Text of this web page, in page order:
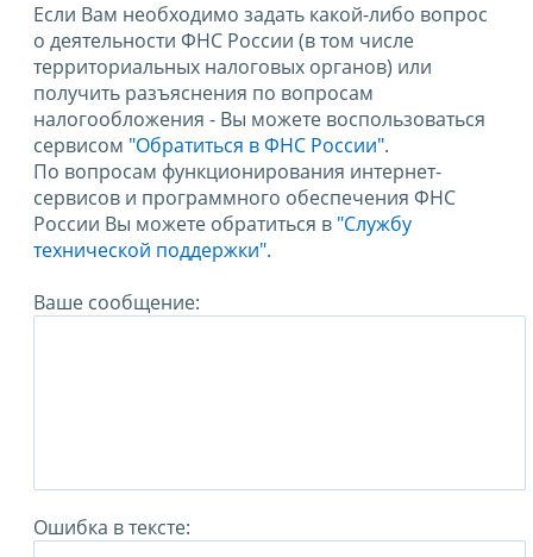
Если Вам необходимо задать какой-либо вопрос
о деятельности ФНС России (в том числе
территориальных налоговых органов) или
получить разъяснения по вопросам
налогообложения - Вы можете воспользоваться
сервисом "Обратиться в ФНС России".
По вопросам функционирования интернет-
сервисов и программного обеспечения ФНС
России Вы можете обратиться в "Службу
технической поддержки".
Ваше сообщение:
Ошибка в тексте: